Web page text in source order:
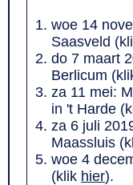
woe 14
Saasveld
do 7 maart
Berlicum
za 11 mei:
in 't Harde
za 6 juli
Maassluis
woe 4
(klik hier).